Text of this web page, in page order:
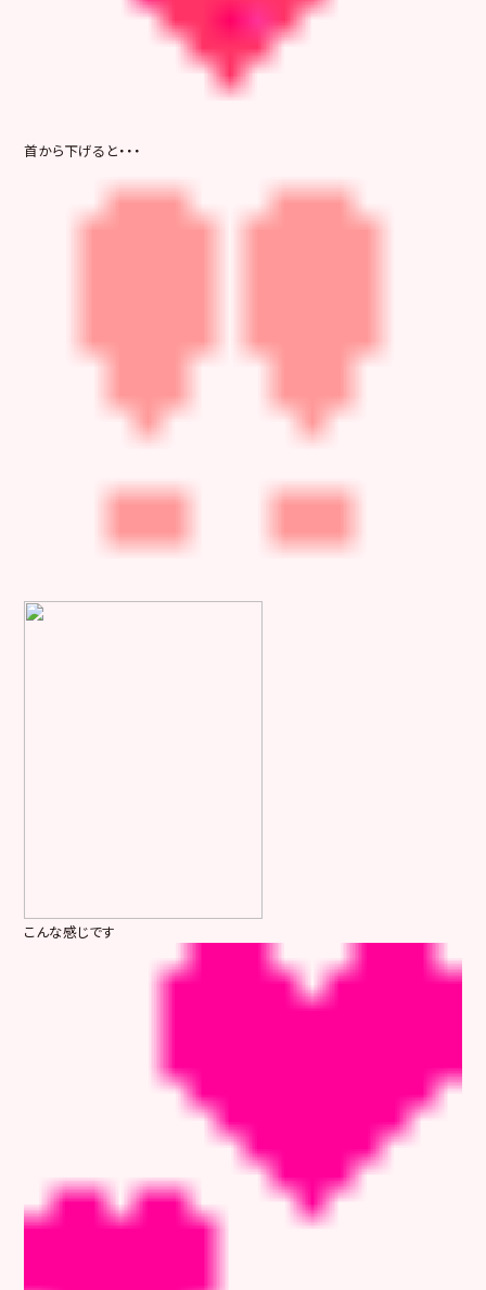
首から下げると・・・
こんな感じです